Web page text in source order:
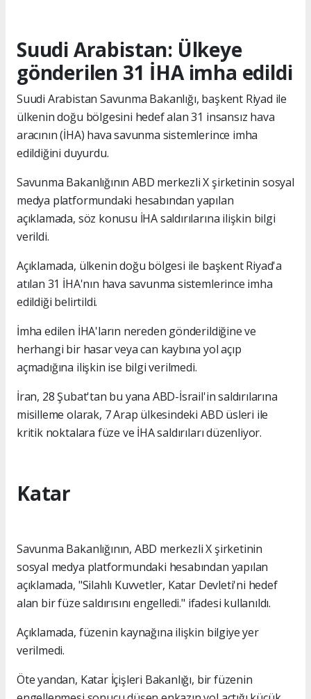
Suudi Arabistan: Ülkeye
gönderilen 31 İHA imha edildi
Suudi Arabistan Savunma Bakanlığı, başkent Riyad ile
ülkenin doğu bölgesini hedef alan 31 insansız hava
aracının (İHA) hava savunma sistemlerince imha
edildiğini duyurdu.
Savunma Bakanlığının ABD merkezli X şirketinin sosyal
medya platformundaki hesabından yapılan
açıklamada, söz konusu İHA saldırılarına ilişkin bilgi
verildi.
Açıklamada, ülkenin doğu bölgesi ile başkent Riyad'a
atılan 31 İHA'nın hava savunma sistemlerince imha
edildiği belirtildi.
İmha edilen İHA'ların nereden gönderildiğine ve
herhangi bir hasar veya can kaybına yol açıp
açmadığına ilişkin ise bilgi verilmedi.
İran, 28 Şubat'tan bu yana ABD-İsrail'in saldırılarına
misilleme olarak, 7 Arap ülkesindeki ABD üsleri ile
kritik noktalara füze ve İHA saldırıları düzenliyor.
Katar
Savunma Bakanlığının, ABD merkezli X şirketinin
sosyal medya platformundaki hesabından yapılan
açıklamada, "Silahlı Kuvvetler, Katar Devleti'ni hedef
alan bir füze saldırısını engelledi." ifadesi kullanıldı.
Açıklamada, füzenin kaynağına ilişkin bilgiye yer
verilmedi.
Öte yandan, Katar İçişleri Bakanlığı, bir füzenin